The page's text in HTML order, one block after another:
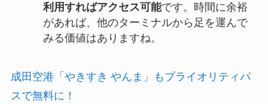
利用すればアクセス可能です。時間に余裕
があれば、他のターミナルから足を運んで
みる価値はありますね。
成田空港「やきすき やんま」もプライオリティパ
スで無料に！